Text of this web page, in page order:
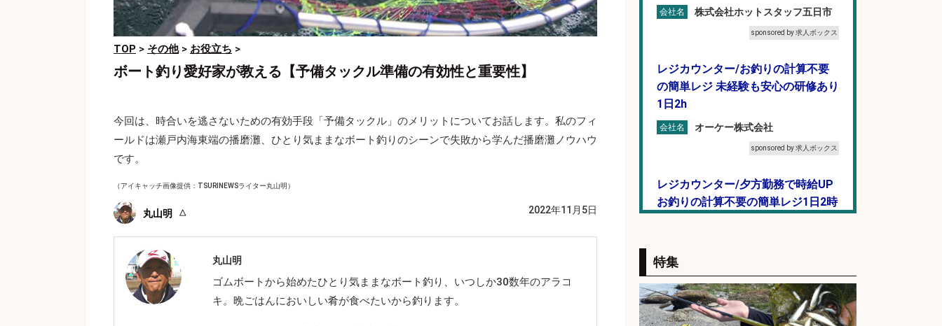
TOP > その他> お役立ち >
ボート釣り愛好家が教える【予備タックル準備の有効性と重要性】
今回は、時合いを逃さないための有効手段「予備タックル」のメリットについてお話します。私のフィ
ールドは瀬戸内海東端の播磨灘、ひとり気ままなボート釣りのシーンで失敗から学んだ播磨灘ノウハウ
です。
（アイキャッチ画像提供：TSURINEWSライター丸山明）
丸山明 2022年11月5日
丸山明
ゴムボートから始めたひとり気ままなボート釣り、いつしか30数年のアラコ
キ。晩ごはんにおいしい肴が食べたいから釣ります。
会社名 株式会社ホットスタッフ五日市
sponsored by 求人ボックス
レジカウンター/お釣りの計算不要
の簡単レジ 未経験も安心の研修あり
1日2h
会社名 オーケー株式会社
sponsored by 求人ボックス
レジカウンター/夕方勤務で時給UP
お釣りの計算不要の簡単レジ1日2時
レジカウンター/お釣りの計算不要
の簡単レジ 未経験も安心の研修あり
特集